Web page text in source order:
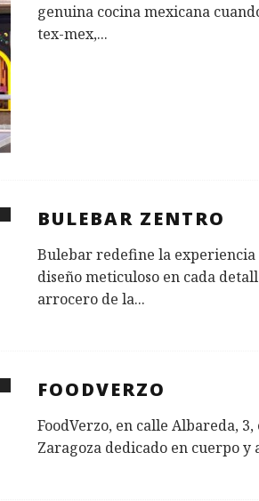
genuina cocina mexicana
tex-mex,...
BULEBAR ZENTRO
Bulebar redefine la
diseño meticuloso en cada
arrocero de la...
FOODVERZO
FoodVerzo, en calle Albareda, 3,
Zaragoza dedicado en cuerpo y